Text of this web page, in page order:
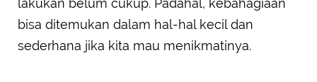
lakukan belum cukup. Padahal, kebahagiaan
bisa ditemukan dalam hal-hal kecil dan
sederhana jika kita mau menikmatinya.